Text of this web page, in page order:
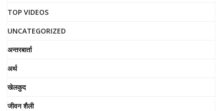
TOP VIDEOS
UNCATEGORIZED
अन्तरबार्ता
अर्थ
खेलकुद
जीवन शैली